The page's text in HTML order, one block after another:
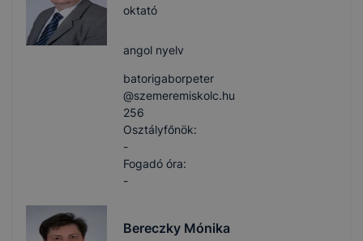
oktató
angol nyelv
batorigaborpeter​
@szemeremiskolc.hu
256
Osztályfőnök:
-
Fogadó óra:
-
Bereczky Mónika